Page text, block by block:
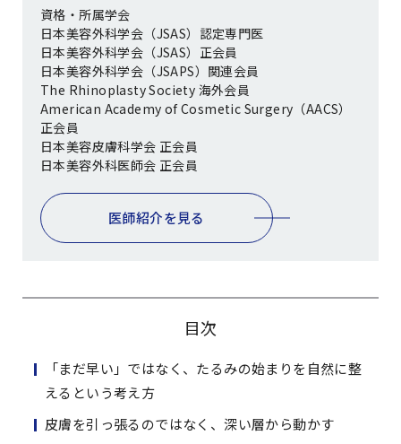
資格・所属学会
日本美容外科学会（JSAS）認定専門医
日本美容外科学会（JSAS）正会員
日本美容外科学会（JSAPS）関連会員
The Rhinoplasty Society 海外会員
American Academy of Cosmetic Surgery（AACS）
正会員
日本美容皮膚科学会 正会員
日本美容外科医師会 正会員
医師紹介を見る
目次
「まだ早い」ではなく、たるみの始まりを自然に整
えるという考え方
皮膚を引っ張るのではなく、深い層から動かす